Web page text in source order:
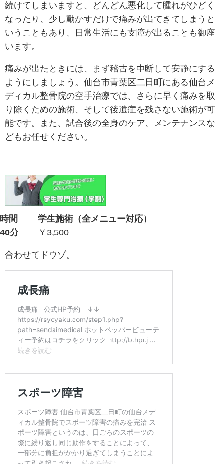
な衝撃が加わりますので、打撲を負
捻挫をしてしまったりなどさまざま
には靭帯を損傷してしまったりする
仙台市青葉区二日町にある仙台メデ
は、こうした空手による怪我の治療
り、つらい痛みを素早く取り除いて
打撲や捻挫などを負っている状態で
続けてしまいますと、どんどん悪化
なったり、少し動かすだけで痛みが
いうこともあり、日常生活にも支障
います。
痛みが出たときには、まず稽古を中
ようにしましょう。仙台市青葉区二
ディカル整骨院の空手治療では、さ
り除くための施術、そして後遺症を
能です。また、試合後の全身のケア
どもお任せください。